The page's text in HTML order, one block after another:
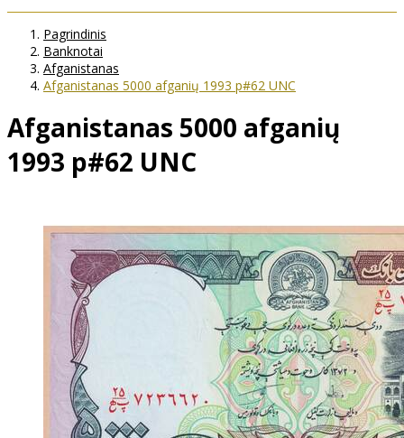
Pagrindinis
Banknotai
Afganistanas
Afganistanas 5000 afganių 1993 p#62 UNC
Afganistanas 5000 afganių
1993 p#62 UNC